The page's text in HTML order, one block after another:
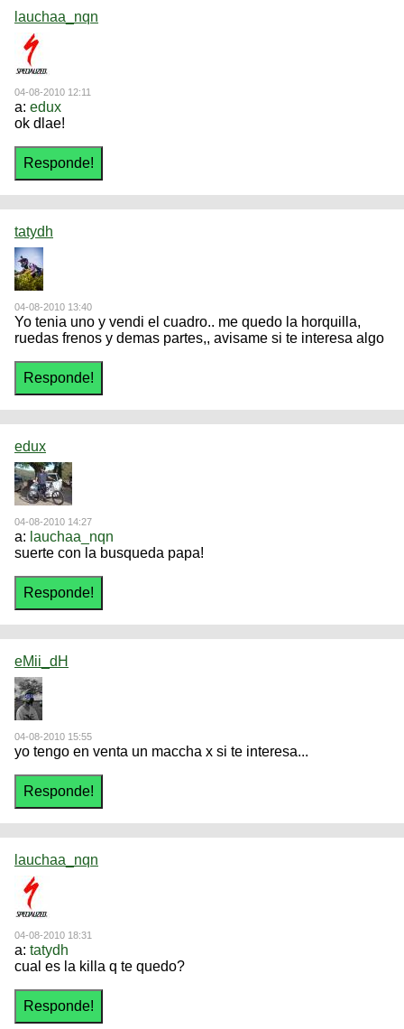
lauchaa_nqn
04-08-2010 12:11
a: edux
ok dlae!
tatydh
04-08-2010 13:40
Yo tenia uno y vendi el cuadro.. me quedo la horquilla,
ruedas frenos y demas partes,, avisame si te interesa algo
edux
04-08-2010 14:27
a: lauchaa_nqn
suerte con la busqueda papa!
eMii_dH
04-08-2010 15:55
yo tengo en venta un maccha x si te interesa...
lauchaa_nqn
04-08-2010 18:31
a: tatydh
cual es la killa q te quedo?